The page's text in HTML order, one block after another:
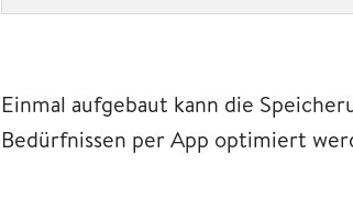
Einmal aufgebaut kann die
Bedürfnissen per App optimiert